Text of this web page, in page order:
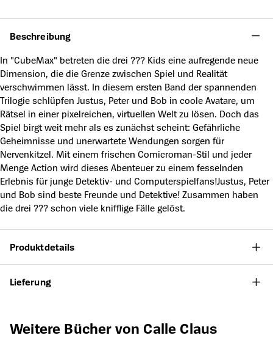
Beschreibung
In "CubeMax" betreten die drei ??? Kids eine aufregende neue
Dimension, die die Grenze zwischen Spiel und Realität
verschwimmen lässt. In diesem ersten Band der spannenden
Trilogie schlüpfen Justus, Peter und Bob in coole Avatare, um
Rätsel in einer pixelreichen, virtuellen Welt zu lösen. Doch das
Spiel birgt weit mehr als es zunächst scheint: Gefährliche
Geheimnisse und unerwartete Wendungen sorgen für
Nervenkitzel. Mit einem frischen Comicroman-Stil und jeder
Menge Action wird dieses Abenteuer zu einem fesselnden
Erlebnis für junge Detektiv- und Computerspielfans!Justus, Peter
und Bob sind beste Freunde und Detektive! Zusammen haben
die drei ??? schon viele knifflige Fälle gelöst.
Produktdetails
Lieferung
Produktgalerie überspringen
Weitere Bücher von Calle Claus